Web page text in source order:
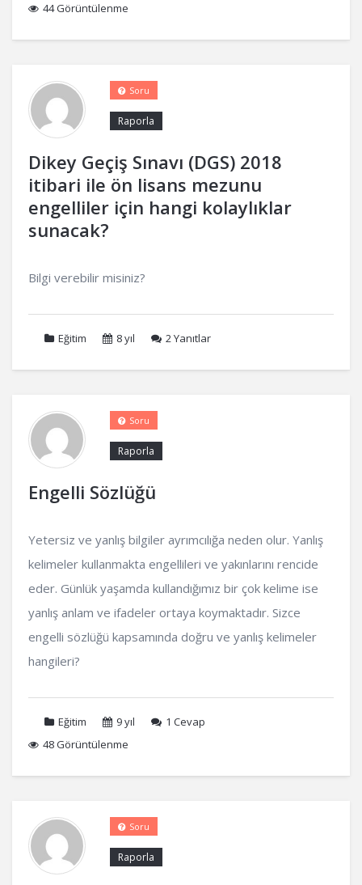
44 Görüntülenme
Dikey Geçiş Sınavı (DGS) 2018
itibari ile ön lisans mezunu
engelliler için hangi kolaylıklar
sunacak?
Raporla
Soru
Bilgi verebilir misiniz?
Eğitim 8 yıl 2Yanıtlar
Engelli Sözlüğü
Raporla
Soru
Yetersiz ve yanlış bilgiler ayrımcılığa neden olur. Yanlış
kelimeler kullanmakta engellileri ve yakınlarını rencide
eder. Günlük yaşamda kullandığımız bir çok kelime ise
yanlış anlam ve ifadeler ortaya koymaktadır. Sizce
engelli sözlüğü kapsamında doğru ve yanlış kelimeler
hangileri?
Eğitim 9 yıl 1 Cevap
48 Görüntülenme
Raporla
Soru